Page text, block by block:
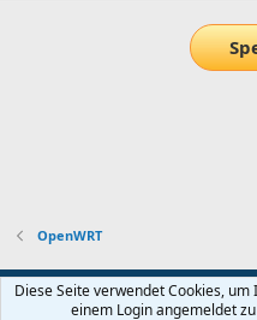
OpenWRT
Default-Theme
Diese Seite verwendet Cookies,
einem Login angemeldet